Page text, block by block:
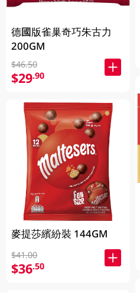
德國版雀巢奇巧朱古力
200GM
$46.50
$29.90
麥提莎繽紛裝 144GM
$41.00
$36.50